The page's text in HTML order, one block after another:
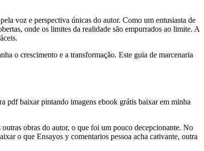
voz e perspectiva únicas do autor. Como um entusiasta de
onde os limites da realidade são empurrados ao limite. A
o crescimento e a transformação. Este guia de marcenaria
pdf baixar pintando imagens ebook grátis baixar em minha
obras do autor, o que foi um pouco decepcionante. No
o que Ensayos y comentarios pessoa acha cativante, outra